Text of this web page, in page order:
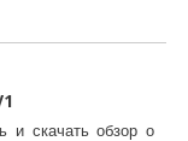
и скачать обзор о